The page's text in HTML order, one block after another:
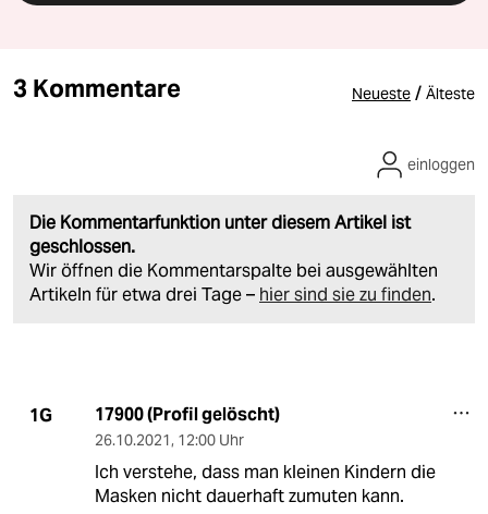
3 Kommentare Neueste / Älteste
Die Kommentarfunktion unter diesem Artikel ist
geschlossen.
Wir öffnen die Kommentarspalte bei ausgewählten
Artikeln für etwa drei Tage – hier sind sie zu finden.
einloggen
1G 17900 (Profil gelöscht)
26.10.2021, 12:00 Uhr
Ich verstehe, dass man kleinen Kindern die
Masken nicht dauerhaft zumuten kann.